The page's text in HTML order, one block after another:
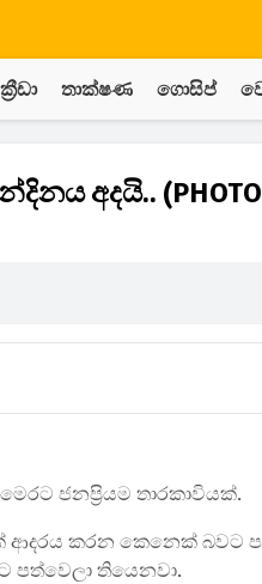
ක්‍රීඩා තාක්ෂණ ගොසිප්
අදයි..
ජනප්‍රියම තාරකාවියක්.
කරන කෙනෙක් බවට
තියෙනවා.